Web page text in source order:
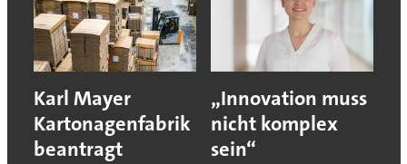
Karl Mayer
Kartonagenfabrik
beantragt
„Innovation muss
nicht komplex
sein“